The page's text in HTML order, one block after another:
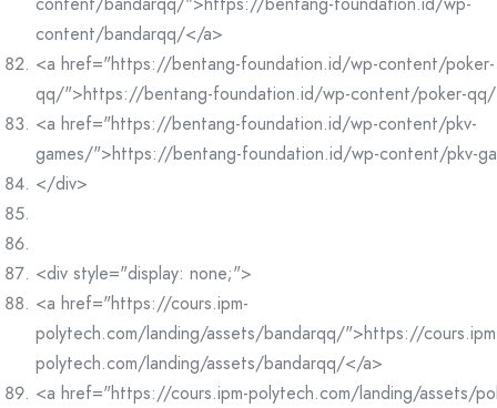
content/bandarqq/</a>
<a href="https://bentang-foundation.id/wp-content/poker-
qq/">https://bentang-foundation.id/wp-content/poker-
<a href="https://bentang-foundation.id/wp-content/pkv-
games/">https://bentang-foundation.id/wp-content/pkv-
</div>
<div style="display: none;">
<a href="https://cours.ipm-
polytech.com/landing/assets/bandarqq/">https://
polytech.com/landing/assets/bandarqq/</a>
<a href="https://cours.ipm-polytech.com/landing/assets/